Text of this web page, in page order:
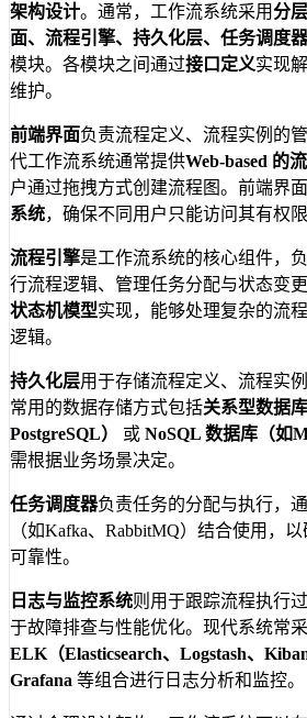
架构设计。通常，工作流系统采用分
面、流程引擎、持久化层、任务调度
模块。各模块之间通过接口定义实现
维护。
前端界面负责流程定义、流程实例的
代工作流系统通常提供Web-based 的
户通过拖拽方式创建流程图。前端界
系统，确保不同用户只能访问其有权限
流程引擎是工作流系统的核心组件，
行流程逻辑、管理任务分配与状态变
状态机模型实现，能够处理复杂的流
逻辑。
持久化层用于存储流程定义、流程实
常用的数据存储方式包括关系型数据
PostgreSQL）
或 NoSQL 数据库（如
需根据业务场景决定。
任务调度器负责任务的分配与执行，
（如Kafka、RabbitMQ）结合使用，
可靠性。
日志与监控系统则用于跟踪流程执行
于故障排查与性能优化。现代系统常
ELK（Elasticsearch、Logstash、
Grafana 等组合进行日志分析和监控。